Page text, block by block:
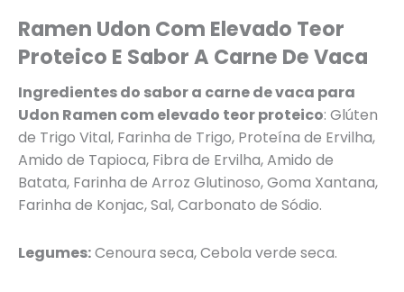
Ramen Udon Com Elevado Teor
Proteico E Sabor A Carne De Vaca
Ingredientes do sabor a carne de vaca para
Udon Ramen com elevado teor proteico: Glúten
de Trigo Vital, Farinha de Trigo, Proteína de Ervilha,
Amido de Tapioca, Fibra de Ervilha, Amido de
Batata, Farinha de Arroz Glutinoso, Goma Xantana,
Farinha de Konjac, Sal, Carbonato de Sódio.
Legumes:Cenoura seca, Cebola verde seca.